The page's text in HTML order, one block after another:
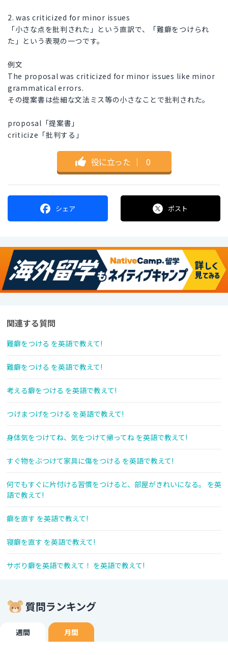
2. was criticized for minor issues
「小さな点を批判された」という直訳で、「難癖をつけられ
た」という表現の一つです。
例文
The proposal was criticized for minor issues like minor
grammatical errors.
その提案書は些細な文法ミス等の小さなことで批判された。
proposal「提案書」
criticize「批判する」
役に立った ｜ 0
シェア ポスト
関連する質問
難癖をつける を英語で教えて!
難癖をつける を英語で教えて!
考える癖をつける を英語で教えて!
つけまつげをつける を英語で教えて!
身体気をつけてね、気をつけて帰ってね を英語で教えて!
すぐ物をぶつけて家具に傷をつける を英語で教えて!
何でもすぐに片付ける習慣をつけると、部屋がきれいになる。 を英
語で教えて!
癖を直す を英語で教えて!
寝癖を直す を英語で教えて!
サボり癖を英語で教えて！ を英語で教えて!
質問ランキング
週間 月間